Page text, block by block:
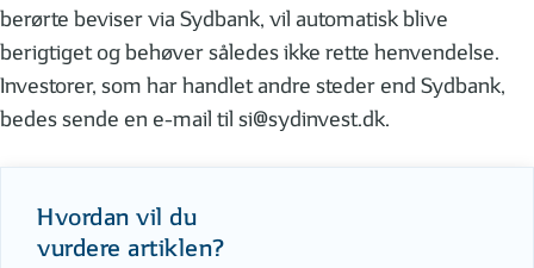
berørte beviser via Sydbank, vil automatisk blive
berigtiget og behøver således ikke rette henvendelse.
Investorer, som har handlet andre steder end Sydbank,
bedes sende en e-mail til si@sydinvest.dk.
Hvordan vil du
vurdere artiklen?